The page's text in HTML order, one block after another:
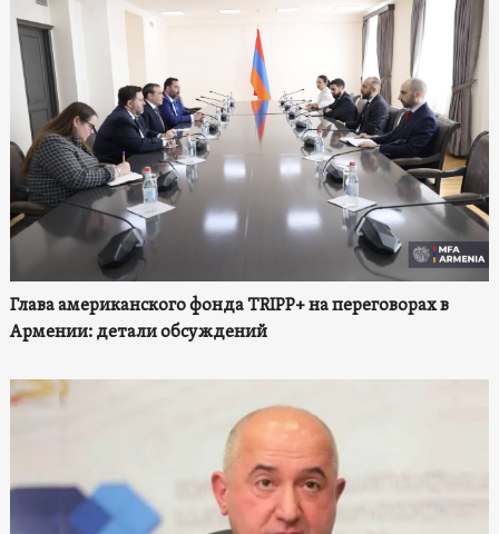
Глава американского фонда TRIPP+ на переговорах в
Армении: детали обсуждений